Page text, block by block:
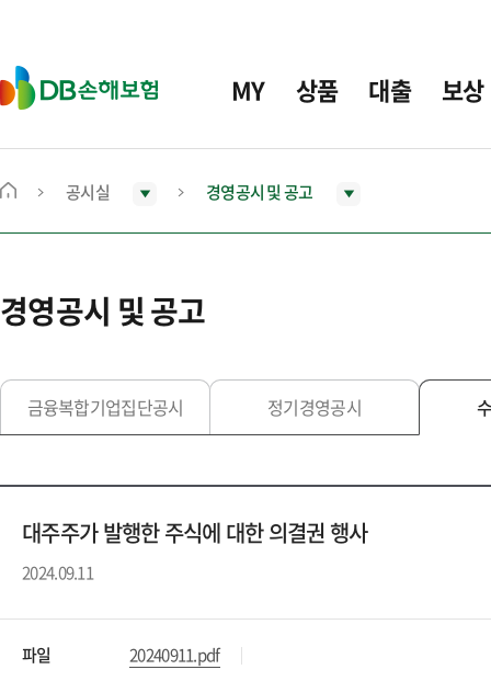
D
B
보
MY 상품 대출 보상
메
으
로
동
공시실 경영공시 및 공고
경영공시 및 공고
금융복합기업집단공시 정기경영공시
대주주가 발행한 주식에 대한 의결권 행사
2024.09.11
파일 20240911.pdf